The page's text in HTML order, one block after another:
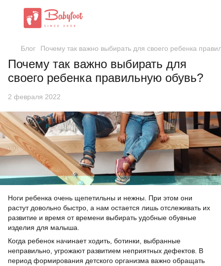
Блог Почему так важно выбирать для своего ребенка
Почему так важно выбирать для
своего ребенка правильную обувь?
2 февраля 2022
Ноги ребенка очень щепетильны и нежны. При этом они
растут довольно быстро, а нам остается лишь отслеживать их
развитие и время от времени выбирать удобные обувные
изделия для малыша.
Когда ребенок начинает ходить, ботинки, выбранные
неправильно, угрожают развитием неприятных дефектов. В
период формирования детского организма важно обращать